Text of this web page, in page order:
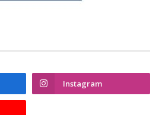
Instagram